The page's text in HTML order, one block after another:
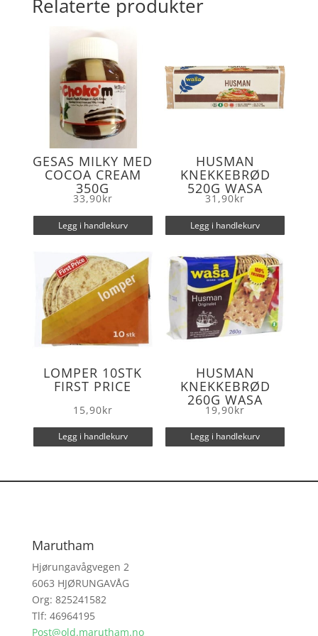
o
e
Relaterte produkter
GESAS MILKY MED
COCOA CREAM
350G
33,90kr
Legg i handlekurv
HUSMAN
KNEKKEBRØD
520G WASA
31,90kr
Legg i handlekurv
LOMPER 10STK
FIRST PRICE
15,90kr
Legg i handlekurv
HUSMAN
KNEKKEBRØD
260G WASA
19,90kr
Legg i handlekurv
Marutham
Hjørungavågvegen 2
6063 HJØRUNGAVÅG
Org: 825241582
Tlf: 46964195
Post@old.marutham.no